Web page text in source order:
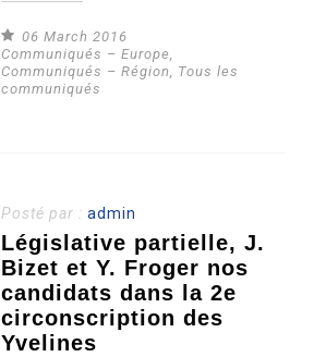
06 March 2016
Communiqués – Europe,
Communiqués – Région, Tous les
communiqués
Posté par :admin
Législative partielle, J.
Bizet et Y. Froger nos
candidats dans la 2e
circonscription des
Yvelines